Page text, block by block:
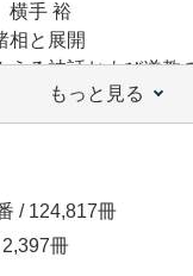
手 裕
相と展開
える神話および道教
ける文字の問題 土
たとひろがり―南
服と法具 田中文雄
教絵画 酒井規史
もっと見る
/ 124,817冊
冊